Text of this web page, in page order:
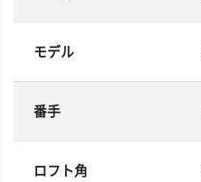
モデル
番手
ロフト角